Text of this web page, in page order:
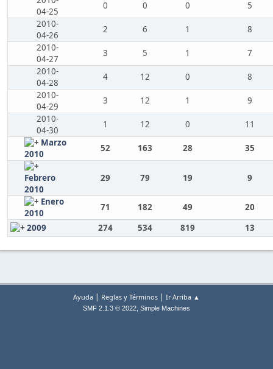
04-25
0 0 0
5
2010-
04-26
2 6 1
8
2010-
04-27
3 5 1
7
2010-
04-28
4 12 0
8
2010-
04-29
3 12 1
9
2010-
04-30
1 12 0
11
Marzo
2010
52 163 28 35
Febrero
2010
29 79 19 9
Enero
2010
71 182 49
20
2009
274 534 819 13
Ayuda | Reglas y Términos | Ir Arriba ▲
SMF 2.1.3 © 2022, Simple Machines